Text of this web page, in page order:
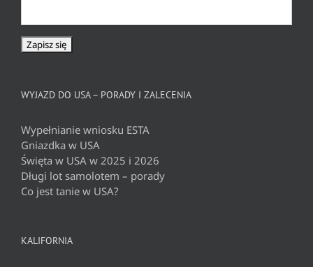
WYJAZD DO USA – PORADY I ZALECENIA
Wypełnianie wniosku ESTA
Gniazdka w USA
Święta w USA w 2025 i 2026
Długi lot samolotem – porady
Co jest tanie w USA?
KALIFORNIA